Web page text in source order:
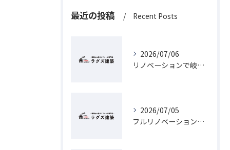
最近の投稿 Recent Posts
2026/07/06
リノベーションで岐阜県の補助金を最大限活用するための最新ガイド
2026/07/05
フルリノベーションを岐阜県岐阜市で実現するための費用と相場徹底ガイド